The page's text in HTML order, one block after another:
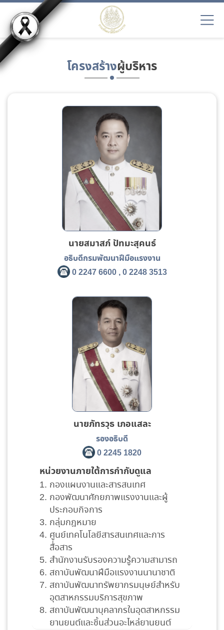
โครงสร้างผู้บริหาร
นายสมาสภ์ ปัทมะสุคนธ์
อธิบดีกรมพัฒนาฝีมือแรงงาน
0 2247 6600 , 0 2248 3513
นายภัทรวุธ เภอแสละ
รองอธิบดี
0 2245 1820
หน่วยงานภายใต้การกำกับดูแล
กองแผนงานและสารสนเทศ
กองพัฒนาศักยภาพแรงงานและผู้
ประกอบกิจการ
กลุ่มกฎหมาย
ศูนย์เทคโนโลยีสารสนเทศและการ
สื่อสาร
สำนักงานรับรองความรู้ความสามารถ
สถาบันพัฒนาฝีมือแรงงานนานาชาติ
สถาบันพัฒนาทรัพยากรมนุษย์สำหรับ
อุตสาหกรรมบริการสุขภาพ
สถาบันพัฒนาบุคลากรในอุตสาหกรรม
ยานยนต์และชิ้นส่วนอะไหล่ยานยนต์